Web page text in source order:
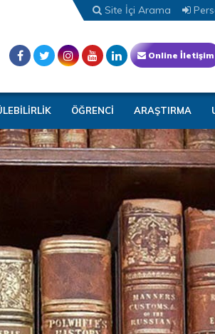
Site İçi Arama
Online İletişim
ÖĞRENCİ ARAŞTIRMA